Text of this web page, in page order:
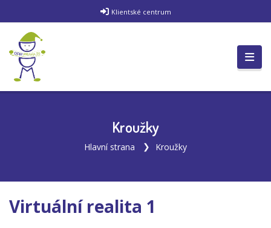
Klientské centrum
Kroužky
Hlavní strana Kroužky
Virtuální realita 1